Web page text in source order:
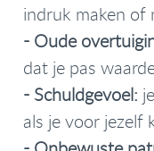
indruk maken of
- Oude
dat je pas
-Schuldgevoel:
als je voor jezelf